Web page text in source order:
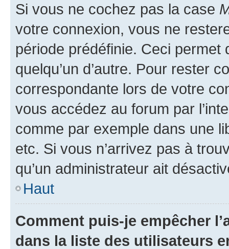
Si vous ne cochez pas la case
votre connexion, vous ne
période prédéfinie. Ceci permet
quelqu’un d’autre. Pour rester
correspondante lors de votre
vous accédez au forum par
comme par exemple dans une
etc. Si vous n’arrivez pas à
qu’un administrateur ait
Haut
Comment puis-je empêcher
dans la liste des utilisateurs